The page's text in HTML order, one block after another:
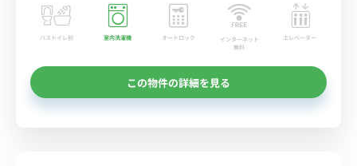
バストイレ別 室内洗濯機 オートロック
インターネット
無料
エレベーター
この物件の詳細を見る